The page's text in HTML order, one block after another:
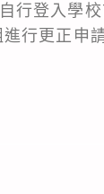
行登入學
行更正申